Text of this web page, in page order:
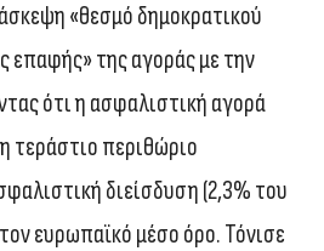
«θεσμό δημοκρατικού
επαφής» της αγοράς με την
ότι η ασφαλιστική αγορά
τεράστιο περιθώριο
διείσδυση (2,3% του
ευρωπαϊκό μέσο όρο. Τόνισε